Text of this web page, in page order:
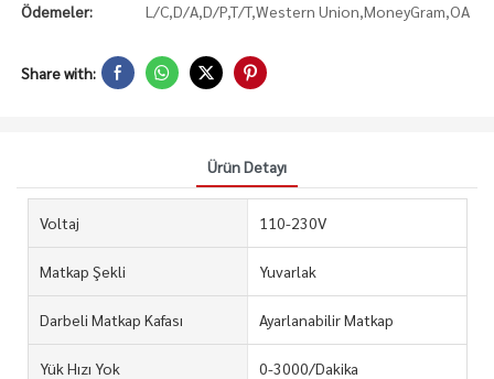
Ödemeler:
L/C,D/A,D/P,T/T,Western Union,MoneyGram,OA
Share with:
Ürün Detayı
Voltaj 110-230V
Matkap Şekli Yuvarlak
Darbeli Matkap Kafası Ayarlanabilir Matkap
Yük Hızı Yok 0-3000/Dakika